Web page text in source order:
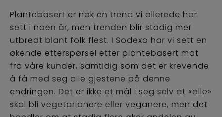
Plantebasert er nok en trend vi allerede har
sett i noen år, men trenden blir stadig mer
utbredt blant folk flest. I Sodexo har vi sett en
økende etterspørsel etter plantebasert mat
fra våre kunder, samtidig som det er krevende
å få med seg alle gjestene på denne
endringen. Det er ikke et mål i seg selv at «alle»
skal bli vegetarianere eller veganere, men det